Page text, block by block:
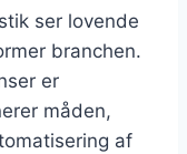
ser lovende
branchen.
er
måden,
af